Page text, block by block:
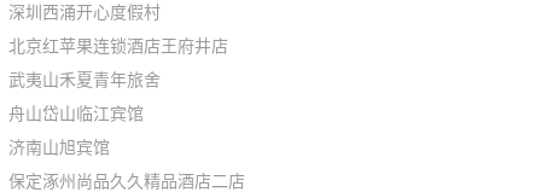
深圳西涌开心度假村
北京红苹果连锁酒店王府井店
武夷山禾夏青年旅舍
舟山岱山临江宾馆
济南山旭宾馆
保定涿州尚品久久精品酒店二店